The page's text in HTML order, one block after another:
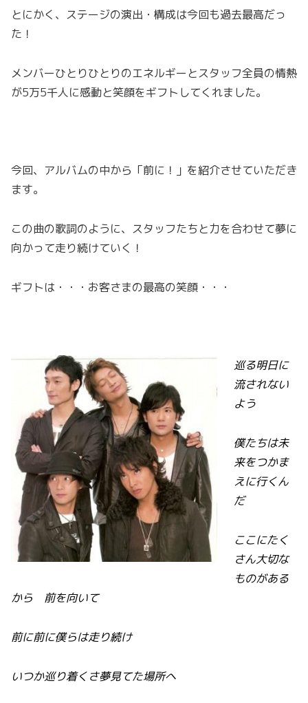
とにかく、ステージの演出・構成は今回も過去最高だっ
た！
メンバーひとりひとりのエネルギーとスタッフ全員の情熱
が5万5千人に感動と笑顔をギフトしてくれました。
今回、アルバムの中から「前に！」を紹介させていただき
ます。
この曲の歌詞のように、スタッフたちと力を合わせて夢に
向かって走り続けていく！
ギフトは・・・お客さまの最高の笑顔・・・
巡る明日に
流されない
よう
僕たちは未
来をつかま
えに行くん
だ
ここにたく
さん大切な
ものがある
から 前を向いて
前に前に僕らは走り続け
いつか巡り着くさ夢見てた場所へ